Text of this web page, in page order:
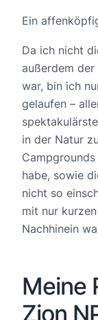
Ein
Da ich nicht
außerdem
war, bin ich
gelaufen –
in der Natur
habe, sowie
nicht so
mit nur
Nachhinein
Meine
Zion